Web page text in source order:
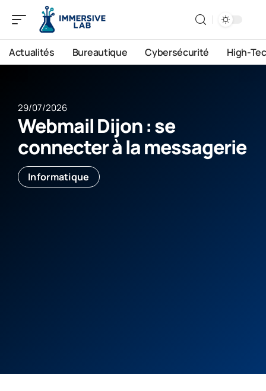
Actualités Bureautique Cybersécurité High-
29/07/2026
Webmail Dijon : se
connecter à la messagerie
Informatique